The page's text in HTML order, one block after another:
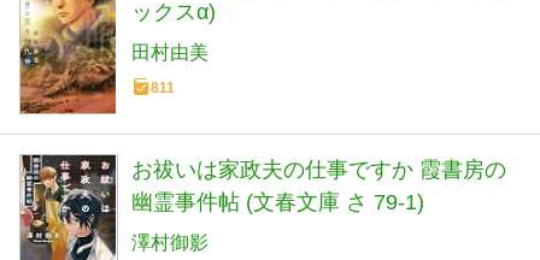
ックスα)
田村由美
811
お祓いは家政夫の仕事ですか 霞書房の
幽霊事件帖 (文春文庫 さ 79-1)
澤村御影